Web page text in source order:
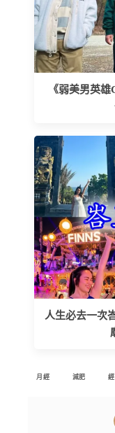
《弱美男英
人生必去一次
月經 減肥